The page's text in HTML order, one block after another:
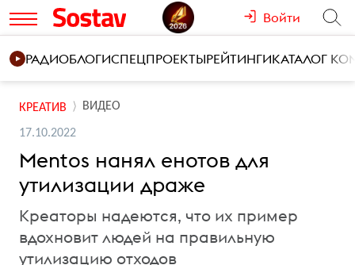
Войти
РАДИОБЛОГИСПЕЦПРОЕКТЫРЕЙТИНГИКАТАЛОГ
КРЕАТИВ ВИДЕО
17.10.2022
Mentos нанял енотов для
утилизации драже
Креаторы надеются, что их пример
вдохновит людей на правильную
утилизацию отходов